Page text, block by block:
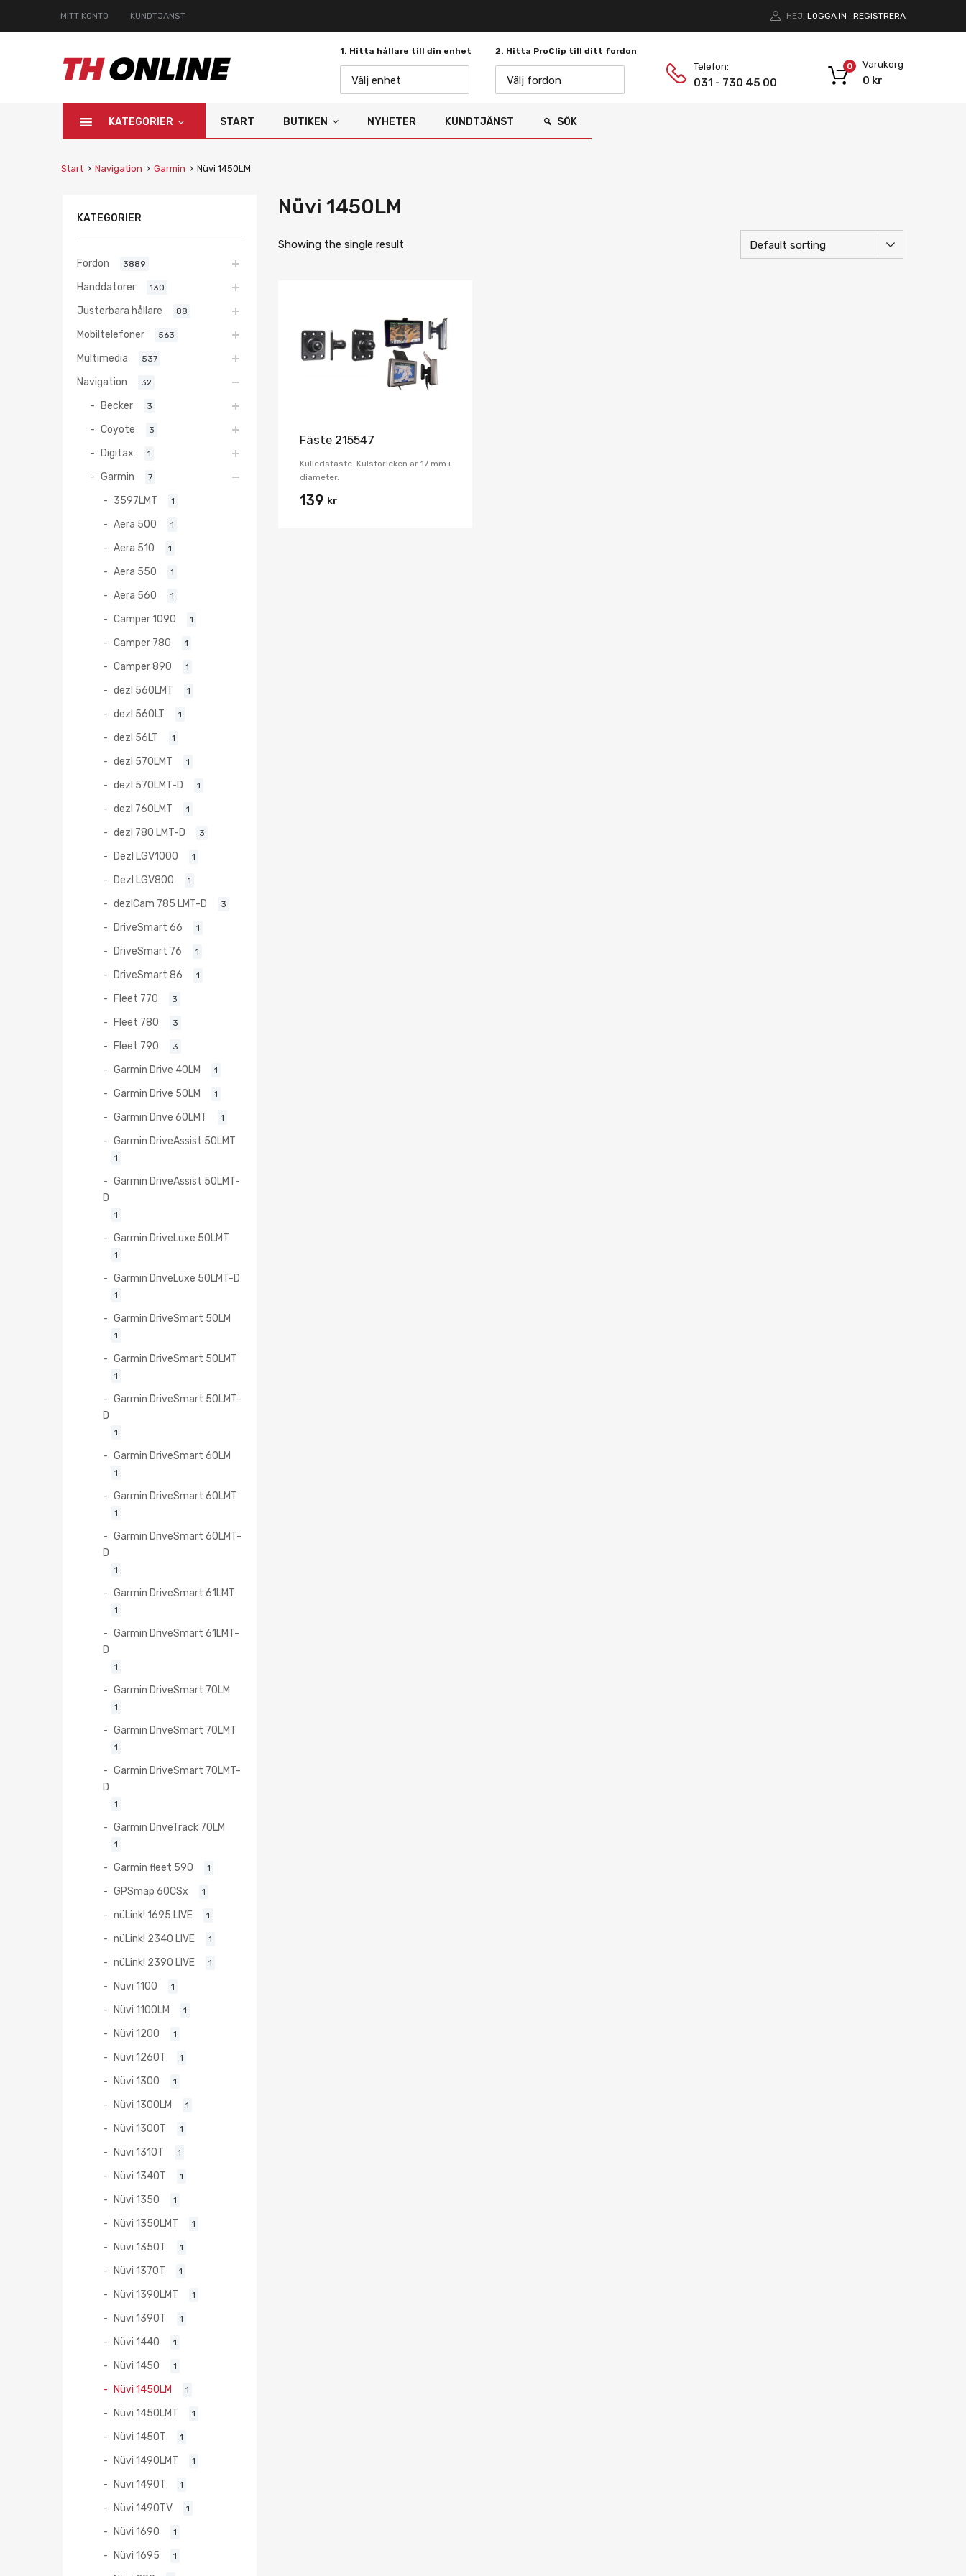
MITT KONTO KUNDTJÄNST HEJ. LOGGA IN REGISTRERA
1. Hitta hållare till din enhet
Välj enhet
2. Hitta ProClip till ditt fordon
Välj fordon
Telefon:
031 - 730 45 00
Varukorg
0 kr
0
KATEGORIER START BUTIKEN NYHETER KUNDTJÄNST SÖK
Start Navigation Garmin Nüvi 1450LM
Nüvi 1450LM
Showing the single result
Fäste 215547
Kulledsfäste. Kulstorleken är 17 mm i
diameter.
139 kr
KATEGORIER
Fordon 3889
Handdatorer 130
Justerbara hållare 88
Mobiltelefoner 563
Multimedia 537
Navigation 32
Becker 3
Coyote 3
Digitax 1
Garmin 7
3597LMT 1
Aera 500 1
Aera 510 1
Aera 550 1
Aera 560 1
Camper 1090 1
Camper 780 1
Camper 890 1
dezl 560LMT 1
dezl 560LT 1
dezl 56LT 1
dezl 570LMT 1
dezl 570LMT-D 1
dezl 760LMT 1
dezl 780 LMT-D 3
Dezl LGV1000 1
Dezl LGV800 1
dezlCam 785 LMT-D 3
DriveSmart 66 1
DriveSmart 76 1
DriveSmart 86 1
Fleet 770 3
Fleet 780 3
Fleet 790 3
Garmin Drive 40LM 1
Garmin Drive 50LM 1
Garmin Drive 60LMT 1
Garmin DriveAssist 50LMT
1
Garmin DriveAssist 50LMT-
D
1
Garmin DriveLuxe 50LMT
1
Garmin DriveLuxe 50LMT-D
1
Garmin DriveSmart 50LM
1
Garmin DriveSmart 50LMT
1
Garmin DriveSmart 50LMT-
D
1
Garmin DriveSmart 60LM
1
Garmin DriveSmart 60LMT
1
Garmin DriveSmart 60LMT-
D
1
Garmin DriveSmart 61LMT
1
Garmin DriveSmart 61LMT-
D
1
Garmin DriveSmart 70LM
1
Garmin DriveSmart 70LMT
1
Garmin DriveSmart 70LMT-
D
1
Garmin DriveTrack 70LM
1
Garmin fleet 590 1
GPSmap 60CSx 1
nüLink! 1695 LIVE 1
nüLink! 2340 LIVE 1
nüLink! 2390 LIVE 1
Nüvi 1100 1
Nüvi 1100LM 1
Nüvi 1200 1
Nüvi 1260T 1
Nüvi 1300 1
Nüvi 1300LM 1
Nüvi 1300T 1
Nüvi 1310T 1
Nüvi 1340T 1
Nüvi 1350 1
Nüvi 1350LMT 1
Nüvi 1350T 1
Nüvi 1370T 1
Nüvi 1390LMT 1
Nüvi 1390T 1
Nüvi 1440 1
Nüvi 1450 1
Nüvi 1450LM 1
Nüvi 1450LMT 1
Nüvi 1450T 1
Nüvi 1490LMT 1
Nüvi 1490T 1
Nüvi 1490TV 1
Nüvi 1690 1
Nüvi 1695 1